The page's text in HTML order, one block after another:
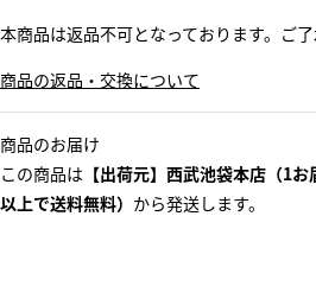
本商品は返品不可となっております。ご了
商品の返品・交換について
商品のお届け
この商品は 【出荷元】西武池袋本店（1
以上で送料無料） から発送します。